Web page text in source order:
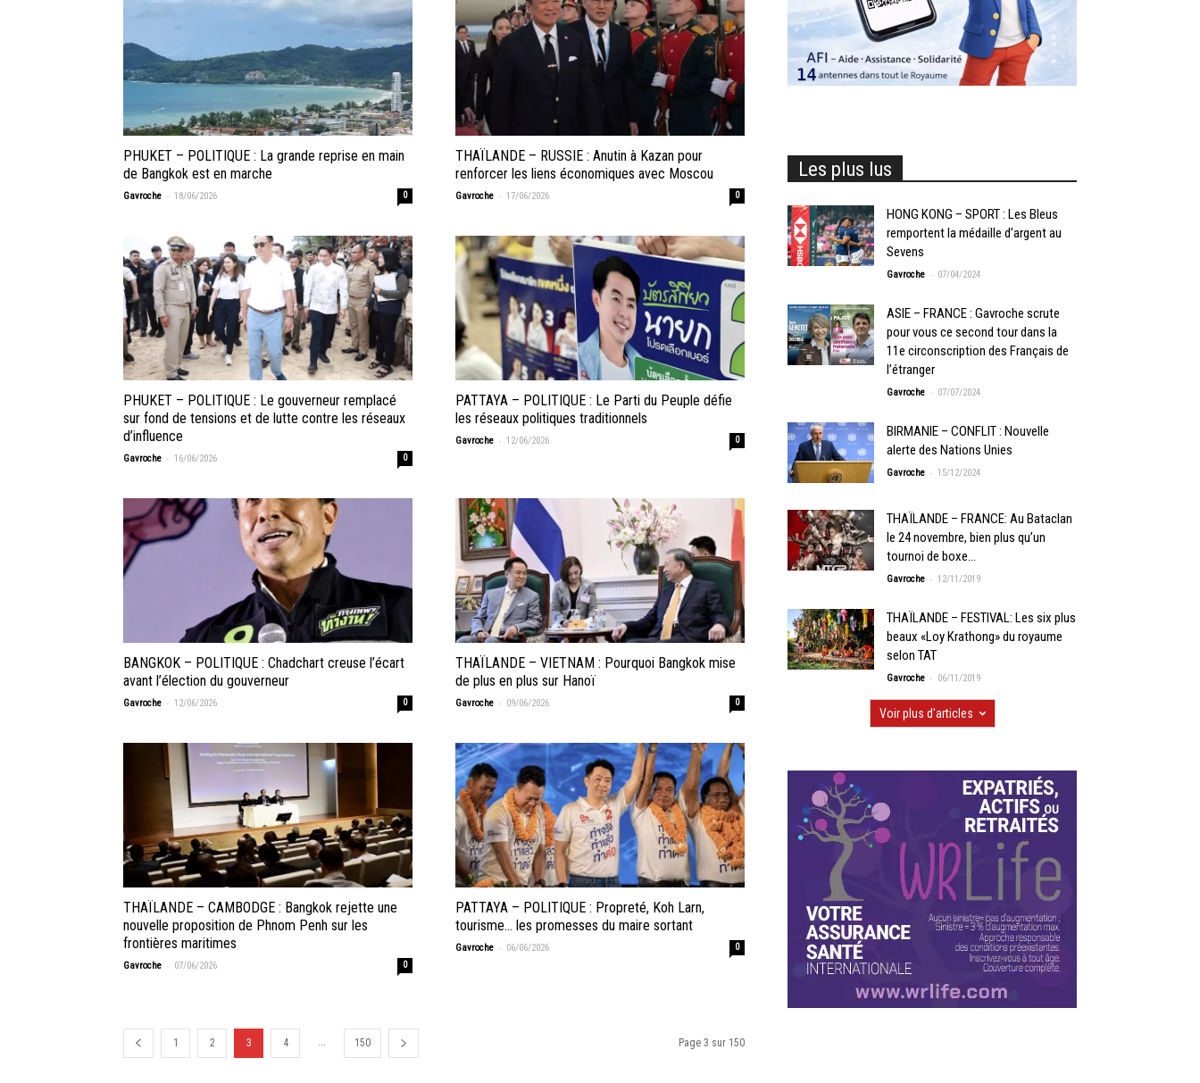
PHUKET – POLITIQUE : La grande reprise en main
de Bangkok est en marche
Gavroche - 18/06/2026 0
THAÏLANDE – RUSSIE : Anutin à Kazan pour
renforcer les liens économiques avec Moscou
Gavroche - 17/06/2026 0
PHUKET – POLITIQUE : Le gouverneur remplacé
sur fond de tensions et de lutte contre les réseaux
d’influence
Gavroche - 16/06/2026 0
PATTAYA – POLITIQUE : Le Parti du Peuple défie
les réseaux politiques traditionnels
Gavroche - 12/06/2026 0
BANGKOK – POLITIQUE : Chadchart creuse l’écart
avant l’élection du gouverneur
Gavroche - 12/06/2026 0
THAÏLANDE – VIETNAM : Pourquoi Bangkok mise
de plus en plus sur Hanoï
Gavroche - 09/06/2026 0
THAÏLANDE – CAMBODGE : Bangkok rejette une
nouvelle proposition de Phnom Penh sur les
frontières maritimes
Gavroche - 07/06/2026 0
PATTAYA – POLITIQUE : Propreté, Koh Larn,
tourisme… les promesses du maire sortant
Gavroche - 06/06/2026 0
1 2 3 4 ... 150 Page 3 sur 150
Les plus lus
HONG KONG – SPORT : Les Bleus
remportent la médaille d’argent au
Sevens
Gavroche - 07/04/2024
ASIE – FRANCE : Gavroche scrute
pour vous ce second tour dans la
11e circonscription des Français de
l’étranger
Gavroche - 07/07/2024
BIRMANIE – CONFLIT : Nouvelle
alerte des Nations Unies
Gavroche - 15/12/2024
THAÏLANDE – FRANCE: Au Bataclan
le 24 novembre, bien plus qu’un
tournoi de boxe…
Gavroche - 12/11/2019
THAÏLANDE – FESTIVAL: Les six plus
beaux «Loy Krathong» du royaume
selon TAT
Gavroche - 06/11/2019
Voir plus d'articles